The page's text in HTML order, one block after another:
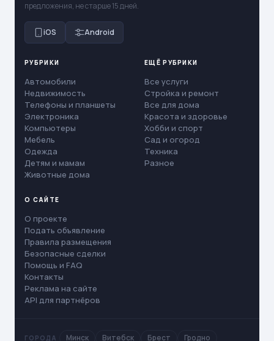
предложения, не старше 15 дней.
iOS Android
РУБРИКИ
Автомобили
Недвижимость
Телефоны и планшеты
Электроника
Компьютеры
Мебель
Одежда
Детям и мамам
Животные дома
ЕЩЁ РУБРИКИ
Все услуги
Стройка и ремонт
Все для дома
Красота и здоровье
Хобби и спорт
Сад и огород
Техника
Разное
О САЙТЕ
О проекте
Подать объявление
Правила размещения
Безопасные сделки
Помощь и FAQ
Контакты
Реклама на сайте
API для партнёров
ГОРОДА Минск Витебск Брест Гродно